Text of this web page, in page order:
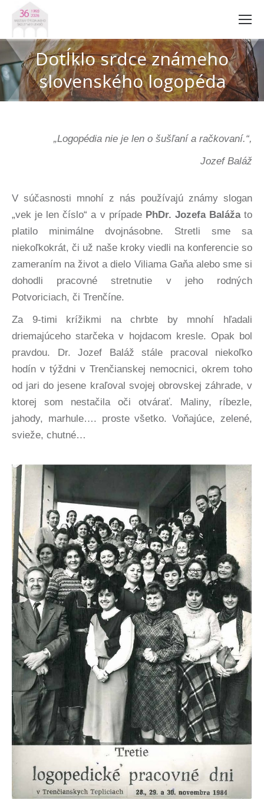
Dotĺklo srdce známeho
slovenského logopéda
„Logopédia nie je len o šušľaní a račkovaní.“,
Jozef Baláž
V súčasnosti mnohí z nás používajú známy slogan
„vek je len číslo“ a v prípade PhDr. Jozefa Balážato
platilo minimálne dvojnásobne. Stretli sme sa
niekoľkokrát, či už naše kroky viedli na konferencie so
zameraním na život a dielo Viliama Gaňa alebo sme si
dohodli pracovné stretnutie v jeho rodných
Potvoriciach, či Trenčíne.
Za 9-timi krížikmi na chrbte by mnohí hľadali
driemajúceho starčeka v hojdacom kresle. Opak bol
pravdou. Dr. Jozef Baláž stále pracoval niekoľko
hodín v týždni v Trenčianskej nemocnici, okrem toho
od jari do jesene kraľoval svojej obrovskej záhrade, v
ktorej som nestačila oči otvárať. Maliny, ríbezle,
jahody, marhule…. proste všetko. Voňajúce, zelené,
svieže, chutné…